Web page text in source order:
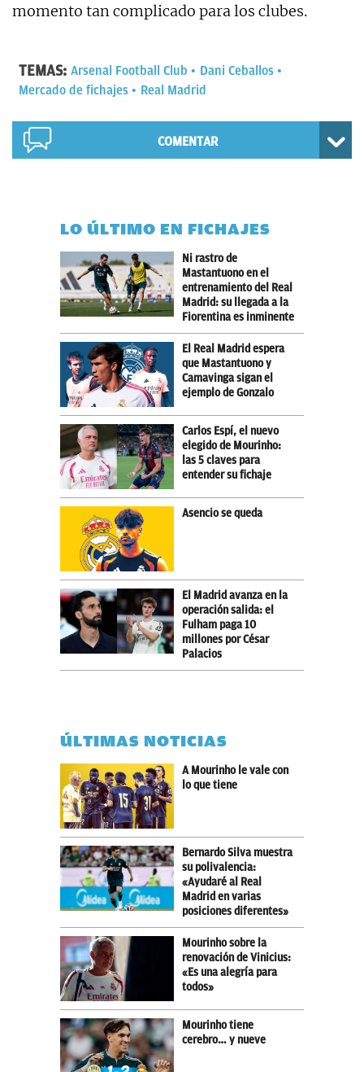
momento tan complicado para los clubes.
TEMAS: Arsenal Football Club
Dani Ceballos
Mercado de fichajes
Real Madrid
COMENTAR
LO ÚLTIMO EN FICHAJES
Ni rastro de
Mastantuono en el
entrenamiento del Real
Madrid: su llegada a la
Fiorentina es inminente
El Real Madrid espera
que Mastantuono y
Camavinga sigan el
ejemplo de Gonzalo
Carlos Espí, el nuevo
elegido de Mourinho:
las 5 claves para
entender su fichaje
Asencio se queda
El Madrid avanza en la
operación salida: el
Fulham paga 10
millones por César
Palacios
ÚLTIMAS NOTICIAS
A Mourinho le vale con
lo que tiene
Bernardo Silva muestra
su polivalencia:
«Ayudaré al Real
Madrid en varias
posiciones diferentes»
Mourinho sobre la
renovación de Vinicius:
«Es una alegría para
todos»
Mourinho tiene
cerebro… y nueve